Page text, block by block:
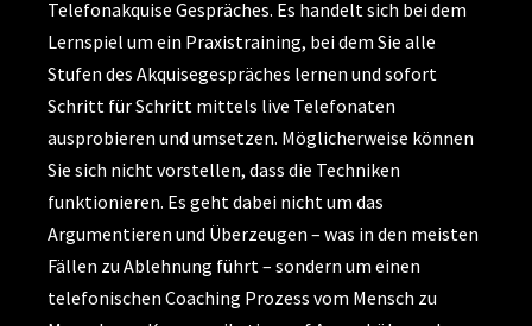
Telefonakquise Gespräches. Es handelt sich bei dem
Lernspiel um ein Praxistraining, bei dem Sie alle
Stufen des Akquisegespräches lernen und sofort
Schritt für Schritt mittels live Telefonaten
ausprobieren und umsetzen. Möglicherweise können
Sie sich nicht vorstellen, dass die Techniken
funktionieren. Es geht dabei nicht um das
Argumentieren und Überzeugen – was in den meisten
Fällen zu Ablehnung führt – sondern um einen
telefonischen Coaching Prozess vom Mensch zu